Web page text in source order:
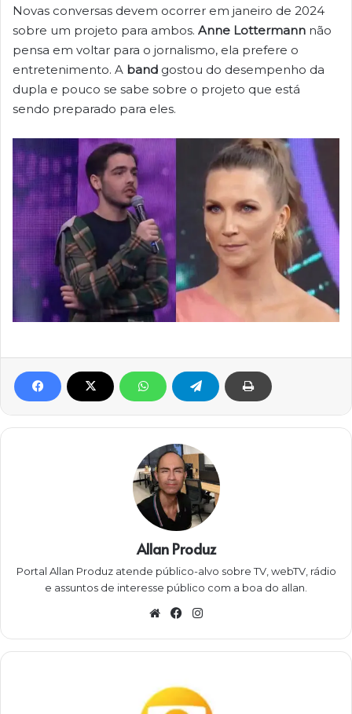
Novas conversas devem ocorrer em janeiro de 2024
sobre um projeto para ambos. Anne Lottermann não
pensa em voltar para o jornalismo, ela prefere o
entretenimento. A band gostou do desempenho da
dupla e pouco se sabe sobre o projeto que está
sendo preparado para eles.
Allan Produz
Portal Allan Produz atende público-alvo sobre TV, webTV, rádio
e assuntos de interesse público com a boa do allan.
WebsiteFacebook